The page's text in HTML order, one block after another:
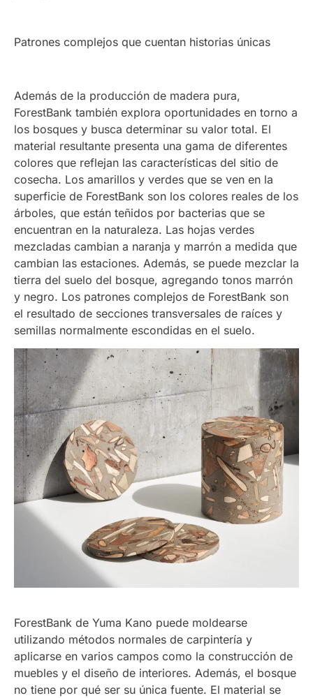
Patrones complejos que cuentan historias únicas
Además de la producción de madera pura,
ForestBank también explora oportunidades en torno a
los bosques y busca determinar su valor total. El
material resultante presenta una gama de diferentes
colores que reflejan las características del sitio de
cosecha. Los amarillos y verdes que se ven en la
superficie de ForestBank son los colores reales de los
árboles, que están teñidos por bacterias que se
encuentran en la naturaleza. Las hojas verdes
mezcladas cambian a naranja y marrón a medida que
cambian las estaciones. Además, se puede mezclar la
tierra del suelo del bosque, agregando tonos marrón
y negro. Los patrones complejos de ForestBank son
el resultado de secciones transversales de raíces y
semillas normalmente escondidas en el suelo.
ForestBank de Yuma Kano puede moldearse
utilizando métodos normales de carpintería y
aplicarse en varios campos como la construcción de
muebles y el diseño de interiores. Además, el bosque
no tiene por qué ser su única fuente. El material se